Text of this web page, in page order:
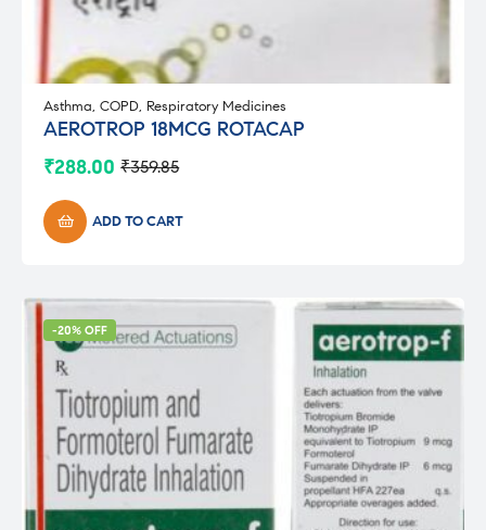
Asthma, COPD, Respiratory Medicines
AEROTROP 18MCG ROTACAP
₹359.85
Original
was:
₹359.85.
₹288.00
Current
is:
₹288.00.ADD TO CART
-20% OFF